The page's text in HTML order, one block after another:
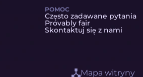
POMOC
Często zadawane pytania
Provably fair
Skontaktuj się z nami
Mapa witryny